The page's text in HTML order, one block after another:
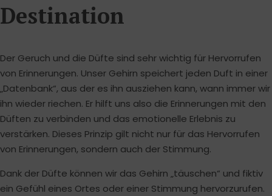
Destination
Der Geruch und die Düfte sind sehr wichtig für Hervorrufen
von Erinnerungen. Unser Gehirn speichert jeden Duft in einer
„Datenbank“, aus der es ihn ausziehen kann, wann immer wir
ihn wieder riechen. Er hilft uns also die Erinnerungen mit den
Düften zu verbinden und das emotionelle Erlebnis zu
verstärken. Dieses Prinzip gilt nicht nur für das Hervorrufen
von Erinnerungen, sondern auch der Stimmung.
Dank der Düfte können wir das Gehirn „täuschen“ und fiktiv
ein Gefühl eines Ortes oder einer Stimmung hervorzurufen.